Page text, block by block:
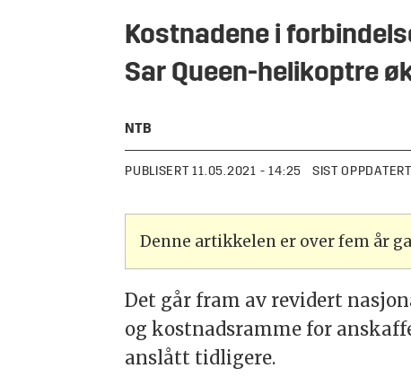
Kostnadene i
Sar Queen-helikoptre
NTB
PUBLISERT 11.05.2021 - 14:25 SIST OPPDATERT
Denne artikkelen er over fem år
Det går fram av revidert
og kostnadsramme for
anslått tidligere.